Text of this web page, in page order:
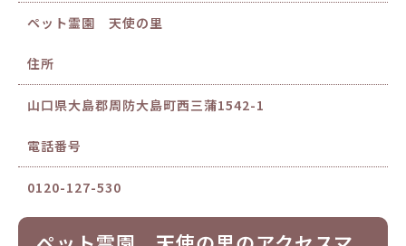
ペット霊園 天使の里
住所
山口県大島郡周防大島町西三蒲1542-1
電話番号
0120-127-530